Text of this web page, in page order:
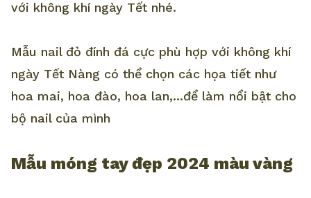
với không khí ngày Tết nhé.
Mẫu nail đỏ đính đá cực phù hợp với không khí
ngày Tết Nàng có thể chọn các họa tiết như
hoa mai, hoa đào, hoa lan,...để làm nổi bật cho
bộ nail của mình
Mẫu móng tay đẹp 2024 màu vàng